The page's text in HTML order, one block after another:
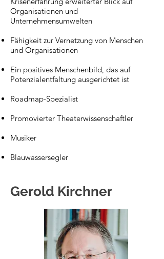
Organisationen und
Unternehmensumwelten
Fähigkeit zur Vernetzung von Menschen
und Organisationen
Ein positives Menschenbild, das auf
Potenzialentfaltung ausgerichtet ist
Roadmap-Spezialist
Promovierter Theaterwissenschaftler
Musiker
Blauwassersegler
Gerold Kirchner